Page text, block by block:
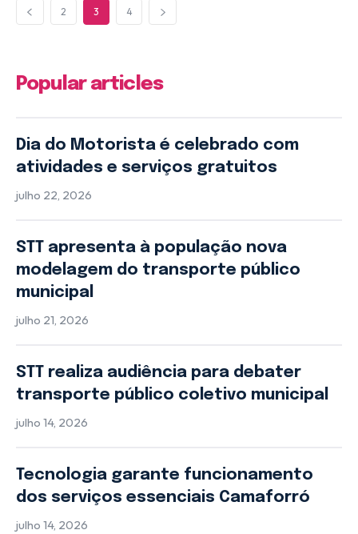
2 3 4
Popular articles
Dia do Motorista é celebrado com
atividades e serviços gratuitos
julho 22, 2026
STT apresenta à população nova
modelagem do transporte público
municipal
julho 21, 2026
STT realiza audiência para debater
transporte público coletivo municipal
julho 14, 2026
Tecnologia garante funcionamento
dos serviços essenciais Camaforró
julho 14, 2026